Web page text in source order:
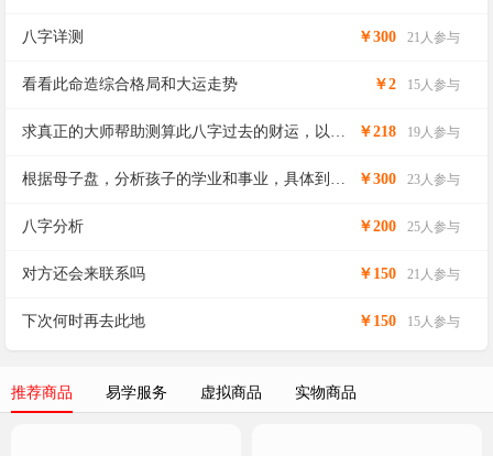
八字详测 ￥300 21人参与
看看此命造综合格局和大运走势 ￥2 15人参与
求真正的大师帮助测算此八字过去的财运，以及
运）感谢大师们了
￥218 19人参与
根据母子盘，分析孩子的学业和事业，具体到
￥300 23人参与
八字分析 ￥200 25人参与
对方还会来联系吗 ￥150 21人参与
下次何时再去此地 ￥150 15人参与
推荐商品 易学服务 虚拟商品 实物商品